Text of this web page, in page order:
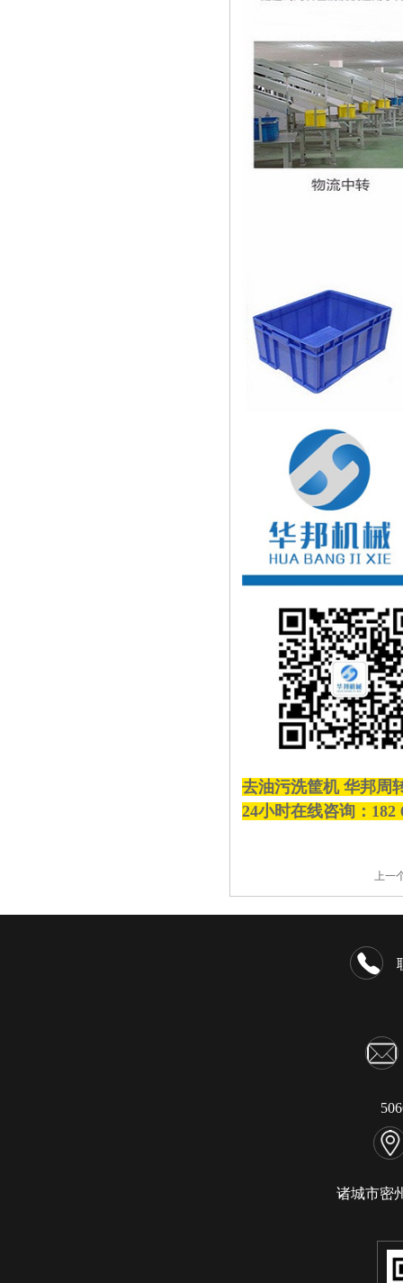
去油污洗筐机 华邦周
24小时在线咨询：182
上一
诸城市密